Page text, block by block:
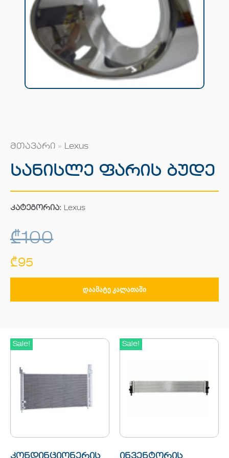
მთავარი » Lexus
Სანისლე Ფარის Ბუდე
კატეგორია: Lexus
₾100
₾95
ᲓᲐᲐᲛᲐᲢᲔ ᲙᲐᲚᲐᲗᲐᲨᲘ
Sale! Sale!